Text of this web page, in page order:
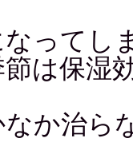
ってし
は保湿
か治ら